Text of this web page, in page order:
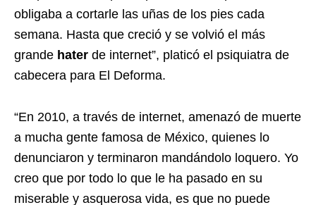
obligaba a cortarle las uñas de los pies cada
semana. Hasta que creció y se volvió el más
grande hater de internet”, platicó el psiquiatra de
cabecera para El Deforma.
“En 2010, a través de internet, amenazó de muerte
a mucha gente famosa de México, quienes lo
denunciaron y terminaron mandándolo loquero. Yo
creo que por todo lo que le ha pasado en su
miserable y asquerosa vida, es que no puede